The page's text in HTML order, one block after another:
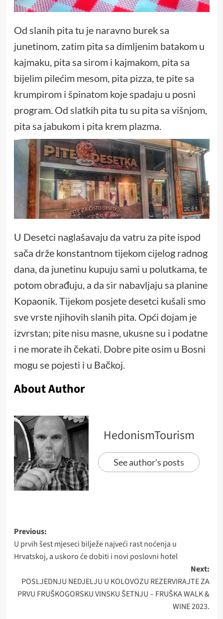
Od slanih pita tu je naravno burek sa
junetinom, zatim pita sa dimljenim batakom u
kajmaku, pita sa sirom i kajmakom, pita sa
bijelim pilećim mesom, pita pizza, te pite sa
krumpirom i špinatom koje spadaju u posni
program. Od slatkih pita tu su pita sa višnjom,
pita sa jabukom i pita krem plazma.
U Desetci naglašavaju da vatru za pite ispod
sača drže konstantnom tijekom cijelog radnog
dana, da junetinu kupuju sami u polutkama, te
potom obrađuju, a da sir nabavljaju sa planine
Kopaonik. Tijekom posjete desetci kušali smo
sve vrste njihovih slanih pita. Opći dojam je
izvrstan; pite nisu masne, ukusne su i podatne
i ne morate ih čekati. Dobre pite osim u Bosni
mogu se pojesti i u Bačkoj.
About Author
HedonismTourism
See author's posts
Post
navigation
Previous:
U prvih šest mjeseci bilježe najveći rast noćenja u
Hrvatskoj, a uskoro će dobiti i novi poslovni hotel
Next:
POSLJEDNJU NEDJELJU U KOLOVOZU REZERVIRAJTE ZA
PRVU FRUŠKOGORSKU VINSKU ŠETNJU – FRUŠKA WALK &
WINE 2023.